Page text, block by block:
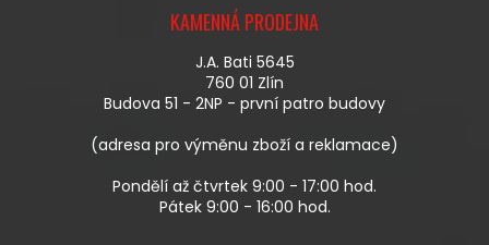
Í
P
R
V
K
V
P
I
KAMENNÁ PRODEJNA
J.A. Bati 5645
760 01 Zlín
Budova 51 - 2NP - první patro budovy
(adresa pro výměnu zboží a reklamace)
Pondělí až čtvrtek 9:00 - 17:00 hod.
Pátek 9:00 - 16:00 hod.